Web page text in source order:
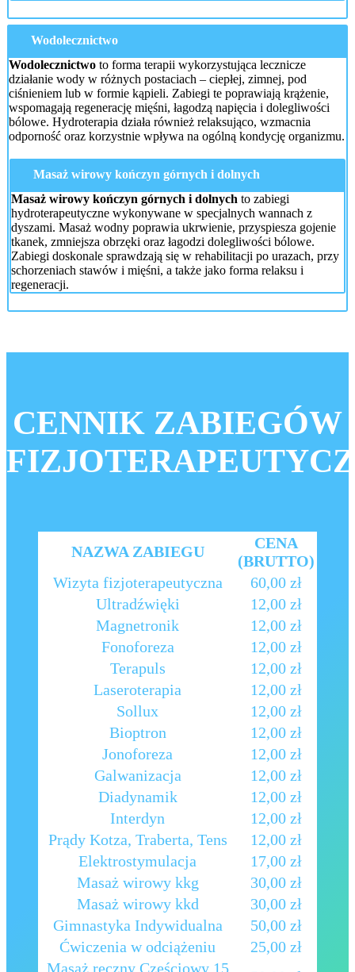
Wodolecznictwo
Wodolecznictwo to forma terapii wykorzystująca lecznicze
działanie wody w różnych postaciach – ciepłej, zimnej, pod
ciśnieniem lub w formie kąpieli. Zabiegi te poprawiają krążenie,
wspomagają regenerację mięśni, łagodzą napięcia i dolegliwości
bólowe. Hydroterapia działa również relaksująco, wzmacnia
odporność oraz korzystnie wpływa na ogólną kondycję organizmu.
Masaż wirowy kończyn górnych i dolnych
Masaż wirowy kończyn górnych i dolnych to zabiegi
hydroterapeutyczne wykonywane w specjalnych wannach z
dyszami. Masaż wodny poprawia ukrwienie, przyspiesza gojenie
tkanek, zmniejsza obrzęki oraz łagodzi dolegliwości bólowe.
Zabiegi doskonale sprawdzają się w rehabilitacji po urazach, przy
schorzeniach stawów i mięśni, a także jako forma relaksu i
regeneracji.
CENNIK ZABIEGÓW
NAZWA ZABIEGU
CENA
(BRUTTO)
Wizyta fizjoterapeutyczna
60,00 zł
Ultradźwięki
12,00 zł
Magnetronik
12,00 zł
Fonoforeza
12,00 zł
Terapuls
12,00 zł
Laseroterapia
12,00 zł
Sollux
12,00 zł
Bioptron
12,00 zł
Jonoforeza
12,00 zł
Galwanizacja
12,00 zł
Diadynamik
12,00 zł
Interdyn
12,00 zł
Prądy Kotza, Traberta, Tens
12,00 zł
Elektrostymulacja
17,00 zł
Masaż wirowy kkg
30,00 zł
Masaż wirowy kkd
30,00 zł
Gimnastyka Indywidualna
50,00 zł
Ćwiczenia w odciążeniu
25,00 zł
Masaż ręczny Częściowy 15